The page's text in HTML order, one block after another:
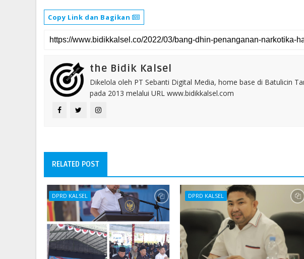
Copy Link dan Bagikan
the Bidik Kalsel
Dikelola oleh PT Sebanti Digital Media, home base di Batulicin
pada 2013 melalui URL www.bidikkalsel.com
RELATED POST
DPRD KALSEL DPRD KALSEL